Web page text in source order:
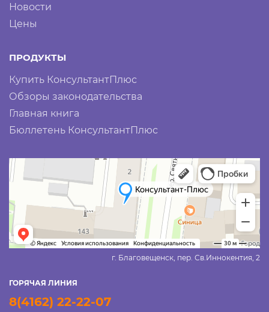
Новости
Цены
ПРОДУКТЫ
Купить КонсультантПлюс
Обзоры законодательства
Главная книга
Бюллетень КонсультантПлюс
г. Благовещенск, пер. Св.Иннокентия, 2
ГОРЯЧАЯ ЛИНИЯ
8(4162) 22-22-07